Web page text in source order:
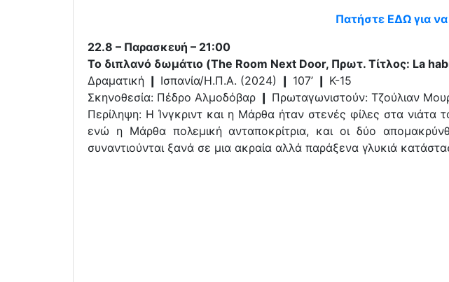
Πατήστε ΕΔΩ για
22.8 – Παρασκευή – 21:00
Το διπλανό δωμάτιο (The Room Next Door, Πρωτ. Τίτλος: La
Δραματική ❙ Ισπανία/Η.Π.Α. (2024) ❙ 107’ ❙ Κ-15
Σκηνοθεσία: Πέδρο Αλμοδόβαρ ❙ Πρωταγωνιστούν: Τζούλιαν
Περίληψη: Η Ίνγκριντ και η Μάρθα ήταν στενές φίλες στα νιάτα
ενώ η Μάρθα πολεμική ανταποκρίτρια, και οι δύο
συναντιούνται ξανά σε μια ακραία αλλά παράξενα γλυκιά